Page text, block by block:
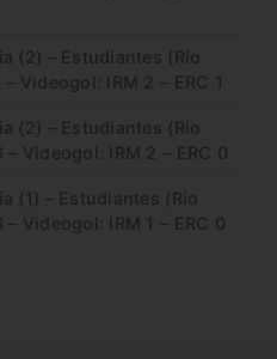
(2) – Estudiantes (Río
Videogol: IRM 2 – ERC 1
(2) – Estudiantes (Río
Videogol: IRM 2 – ERC 0
(1) – Estudiantes (Río
Videogol: IRM 1 – ERC 0